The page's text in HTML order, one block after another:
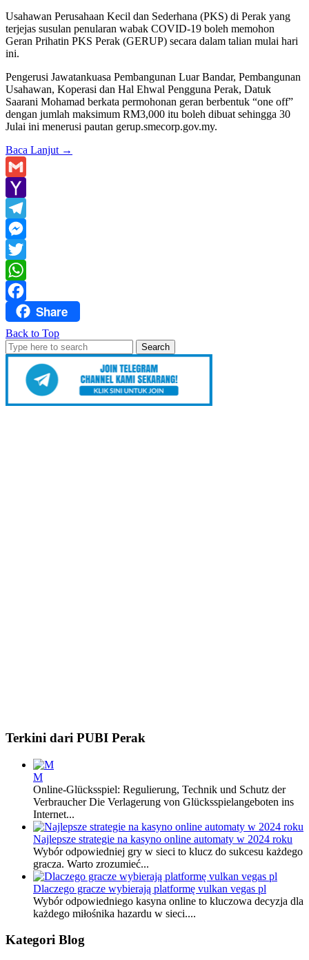
Usahawan Perusahaan Kecil dan Sederhana (PKS) di Perak yang
terjejas susulan penularan wabak COVID-19 boleh memohon
Geran Prihatin PKS Perak (GERUP) secara dalam talian mulai hari
ini.
Pengerusi Jawatankuasa Pembangunan Luar Bandar, Pembangunan
Usahawan, Koperasi dan Hal Ehwal Pengguna Perak, Datuk
Saarani Mohamad berkata permohonan geran berbentuk “one off”
dengan jumlah maksimum RM3,000 itu boleh dibuat sehingga 30
Julai ini menerusi pautan gerup.smecorp.gov.my.
Baca Lanjut →
Gmail
Yahoo
Mail
Telegram
Messenger
Twitter
WhatsApp
FacebookShare
Back to Top
Search
for:
Terkini dari PUBI Perak
M
Online-Glücksspiel: Regulierung, Technik und Schutz der
Verbraucher Die Verlagerung von Glücksspielangeboten ins
Internet...
Najlepsze strategie na kasyno online automaty w 2024 roku
Wybór odpowiedniej gry w sieci to klucz do sukcesu każdego
gracza. Warto zrozumieć...
Dlaczego gracze wybierają platformę vulkan vegas pl
Wybór odpowiedniego kasyna online to kluczowa decyzja dla
każdego miłośnika hazardu w sieci....
Kategori Blog